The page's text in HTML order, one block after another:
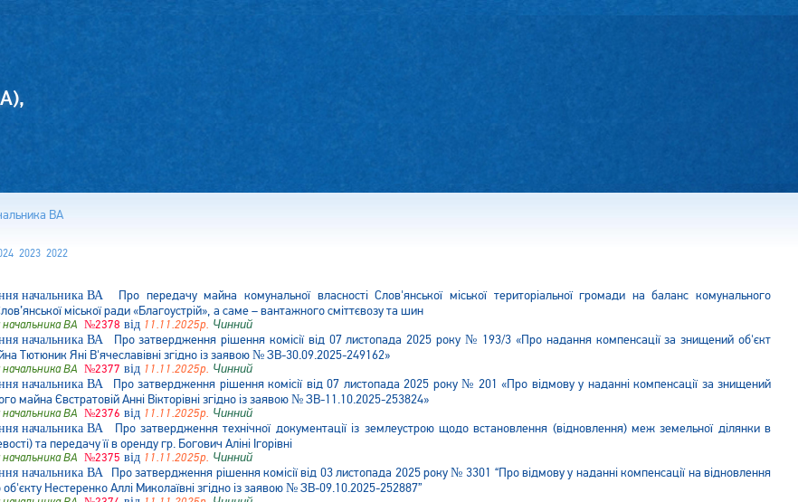
ВА
2023 2022
Про передачу майна комунальної власності Слов'янської міської територіальної громади на баланс комунального
міської ради «Благоустрій», а саме – вантажного сміттєвозу та шин
ВА №2378 від 11.11.2025р. Чинний
Про затвердження рішення комісії від 07 листопада 2025 року № 193/3 «Про надання компенсації за знищений об'єкт
Тютюник Яні В'ячеславівні згідно із заявою № ЗВ-30.09.2025-249162»
ВА №2377 від 11.11.2025р. Чинний
Про затвердження рішення комісії від 07 листопада 2025 року № 201 «Про відмову у наданні компенсації за знищений
майна Євстратовій Анні Вікторівні згідно із заявою № ЗВ-11.10.2025-253824»
ВА №2376 від 11.11.2025р. Чинний
Про затвердження технічної документації із землеустрою щодо встановлення (відновлення) меж земельної ділянки в
та передачу її в оренду гр. Богович Аліні Ігорівні
ВА №2375 від 11.11.2025р. Чинний
Про затвердження рішення комісії від 03 листопада 2025 року № 3301 “Про відмову у наданні компенсації на відновлення
Нестеренко Аллі Миколаївні згідно із заявою № ЗВ-09.10.2025-252887”